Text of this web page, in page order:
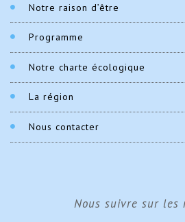
Notre raison d’être
Programme
Notre charte écologique
La région
Nous contacter
Nous suivre sur les